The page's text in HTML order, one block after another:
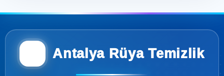
Antalya Rüya Temizlik